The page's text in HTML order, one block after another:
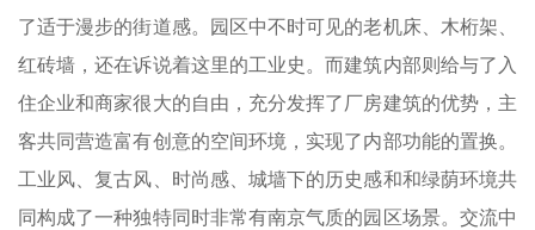
了适于漫步的街道感。园区中不时可见的老机床、木桁架、
红砖墙，还在诉说着这里的工业史。而建筑内部则给与了入
住企业和商家很大的自由，充分发挥了厂房建筑的优势，主
客共同营造富有创意的空间环境，实现了内部功能的置换。
工业风、复古风、时尚感、城墙下的历史感和和绿荫环境共
同构成了一种独特同时非常有南京气质的园区场景。交流中